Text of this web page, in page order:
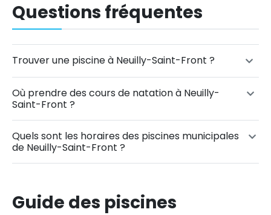
Questions fréquentes
Trouver une piscine à Neuilly-Saint-Front ?
Où prendre des cours de natation à Neuilly-
Saint-Front ?
Quels sont les horaires des piscines municipales
de Neuilly-Saint-Front ?
Guide des piscines